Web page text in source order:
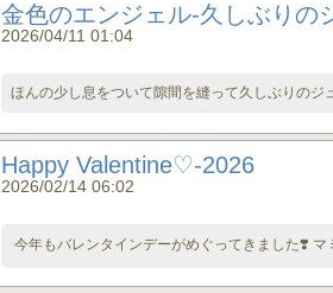
金色のエンジェル-久しぶりの
2026/04/11 01:04
ほんの少し息をついて隙間を縫って久しぶりのジ
Happy Valentine♡-2026
2026/02/14 06:02
今年もバレンタインデーがめぐってきました❣️ マ